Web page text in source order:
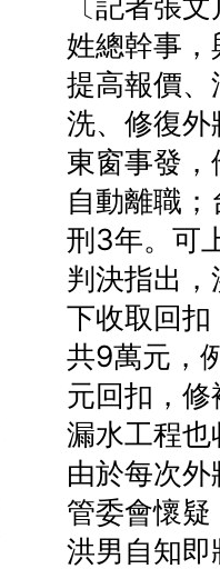
姓總幹事，
提高報價
洗、修復
東窗事發
自動離職
刑3年。可
判決指出
下收取回
共9萬元，
元回扣，
漏水工程
由於每次
管委會懷
洪男自知